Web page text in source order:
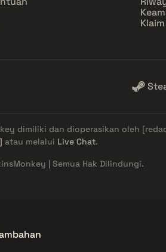
dimiliki dan dioperasikan oleh
atau melalui Live Chat.
| Semua Hak Dilindungi.